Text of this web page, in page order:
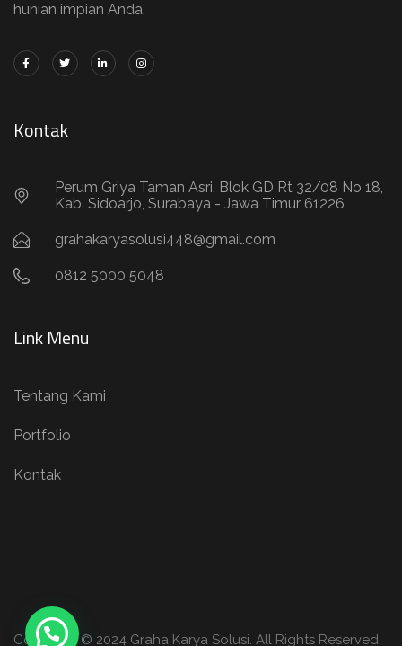
hunian impian Anda.
Kontak
Perum Griya Taman Asri, Blok GD Rt 32/08 No 18,
Kab. Sidoarjo, Surabaya - Jawa Timur 61226
grahakaryasolusi448@gmail.com
0812 5000 5048
Link Menu
Tentang Kami
Portfolio
Kontak
Copyright © 2024 Graha Karya Solusi. All Rights Reserved.